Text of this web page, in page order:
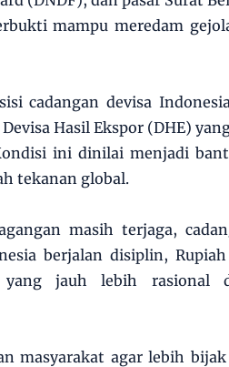
mampu meredam
cadangan devisa
Hasil Ekspor (DHE)
ini dinilai menjadi
tekanan global.
masih terjaga,
berjalan disiplin,
yang jauh lebih rasional
masyarakat agar lebih